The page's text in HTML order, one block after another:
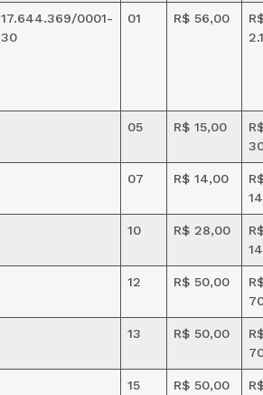
17.644.369/0001-
30
01 R$ 56,00
05 R$ 15,00
07 R$ 14,00
10 R$ 28,00
12 R$ 50,00
13 R$ 50,00
15 R$ 50,00